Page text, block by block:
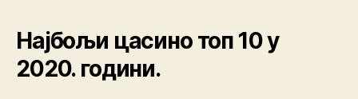
Најбољи цасино топ 10 у
2020. години.